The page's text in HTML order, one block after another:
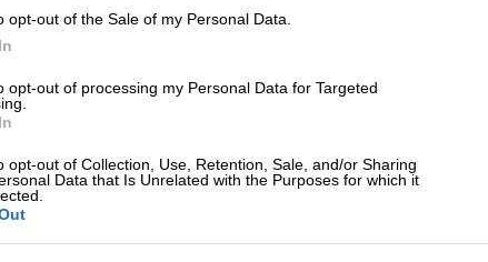
opt-out of the Sale of my Personal Data.
opt-out of processing my Personal Data for Targeted
opt-out of Collection, Use, Retention, Sale, and/or Sharing
Data that Is Unrelated with the Purposes for which it
26.01.2025 18:00
προχειρολόγοι…»: Το λάθος που
Mια τελειομανία που πλήρωσε ακριβά